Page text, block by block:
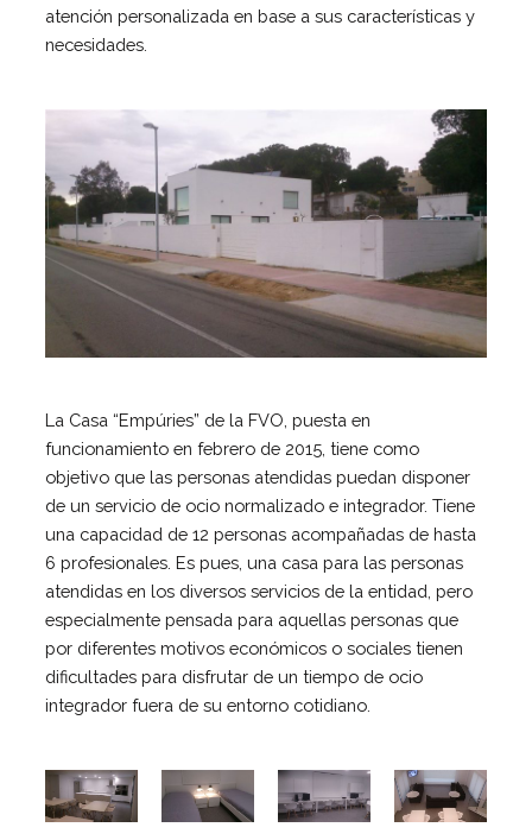
Centro Ocupacional
Centro de atención especializada
Servicio de Vivienda
Casa Empúries
Formación
Edificio de Rehabilitación Funcional
Servicios a empresas
Manipulados Industriales
Limpieza
Lavandería
Catering
Servicios Generales
Practicas e inserción laboral
Asesoramiento LGD y RSC
Voluntari@s
Donaciones
atención personalizada en base a sus características y
necesidades.
La Casa “Empúries” de la FVO, puesta en
funcionamiento en febrero de 2015, tiene como
objetivo que las personas atendidas puedan disponer
de un servicio de ocio normalizado e integrador. Tiene
una capacidad de 12 personas acompañadas de hasta
6 profesionales. Es pues, una casa para las personas
atendidas en los diversos servicios de la entidad, pero
especialmente pensada para aquellas personas que
por diferentes motivos económicos o sociales tienen
dificultades para disfrutar de un tiempo de ocio
integrador fuera de su entorno cotidiano.